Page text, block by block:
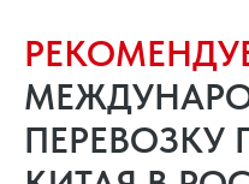
ПЕРЕВОЗКУ